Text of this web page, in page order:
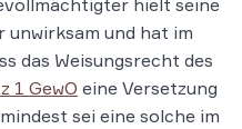
hielt seine
und hat im
das Weisungsrecht des
1 GewO eine Versetzung
sei eine solche im